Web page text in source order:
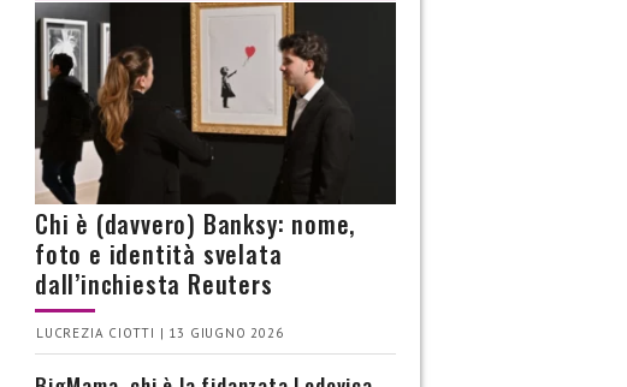
Chi è (davvero) Banksy: nome,
foto e identità svelata
dall’inchiesta Reuters
LUCREZIA CIOTTI | 13 GIUGNO 2026